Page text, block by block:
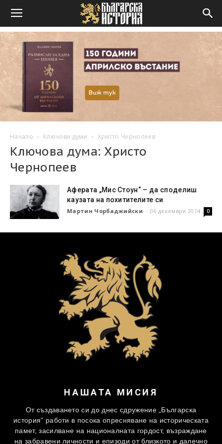
Начало Ключови думи Христо Чернопеев
Ключова дума: Христо
Чернопеев
Аферата „Мис Стоун“ – да споделиш
каузата на похитителите си
Мартин Чорбаджийски - 06 декември 2014 0
НАШАТА МИСИЯ
От създаването си до днес сдружение „Българска
история” работи в посока опресняване на историческата
памет, засилване на националната гордост, възраждане
на забравени личности и епизоди от близкото и далечно